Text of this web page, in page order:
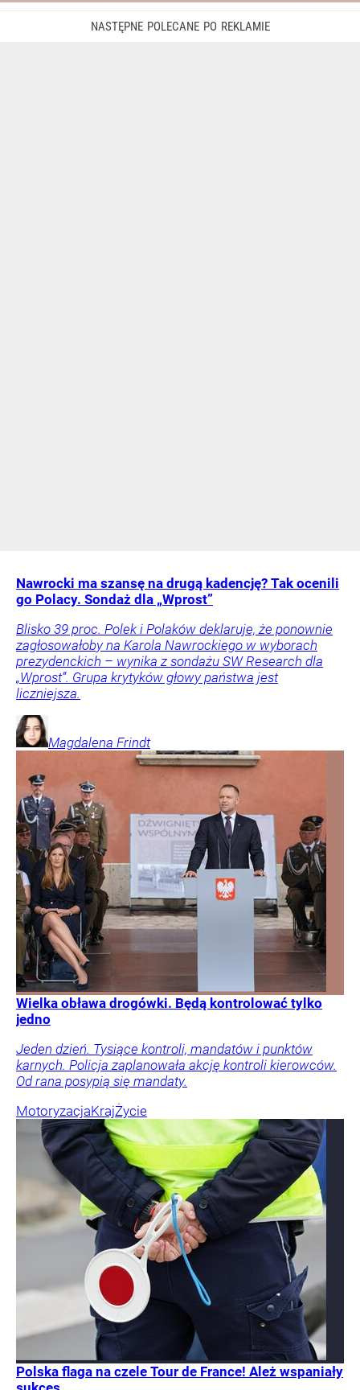
Nawrocki ma szansę na drugą kadencję? Tak ocenili
go Polacy. Sondaż dla „Wprost”
Blisko 39 proc. Polek i Polaków deklaruje, że ponownie
zagłosowałoby na Karola Nawrockiego w wyborach
prezydenckich – wynika z sondażu SW Research dla
„Wprost”. Grupa krytyków głowy państwa jest
liczniejsza.
Magdalena Frindt
Wielka obława drogówki. Będą kontrolować tylko
jedno
Jeden dzień. Tysiące kontroli, mandatów i punktów
karnych. Policja zaplanowała akcję kontroli kierowców.
Od rana posypią się mandaty.
MotoryzacjaKrajŻycie
Polska flaga na czele Tour de France! Ależ wspaniały